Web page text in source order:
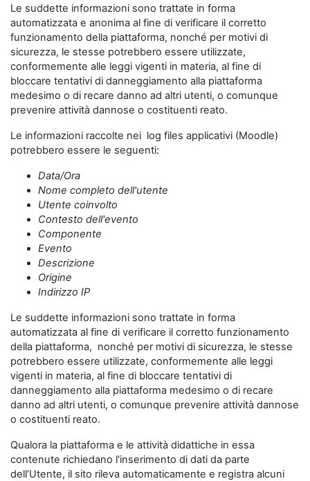
Le suddette informazioni sono trattate in forma
automatizzata e anonima al fine di verificare il corretto
funzionamento della piattaforma, nonché per motivi di
sicurezza, le stesse potrebbero essere utilizzate,
conformemente alle leggi vigenti in materia, al fine di
bloccare tentativi di danneggiamento alla piattaforma
medesimo o di recare danno ad altri utenti, o comunque
prevenire attività dannose o costituenti reato.
Le informazioni raccolte nei log files applicativi (Moodle)
potrebbero essere le seguenti:
Data/Ora
Nome completo dell'utente
Utente coinvolto
Contesto dell'evento
Componente
Evento
Descrizione
Origine
Indirizzo IP
Le suddette informazioni sono trattate in forma
automatizzata al fine di verificare il corretto funzionamento
della piattaforma, nonché per motivi di sicurezza, le stesse
potrebbero essere utilizzate, conformemente alle leggi
vigenti in materia, al fine di bloccare tentativi di
danneggiamento alla piattaforma medesimo o di recare
danno ad altri utenti, o comunque prevenire attività dannose
o costituenti reato.
Qualora la piattaforma e le attività didattiche in essa
contenute richiedano l'inserimento di dati da parte
dell’Utente, il sito rileva automaticamente e registra alcuni